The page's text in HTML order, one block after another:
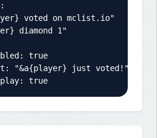
voted on mclist.io"
diamond 1"
true
"&a{player} just voted!"
true